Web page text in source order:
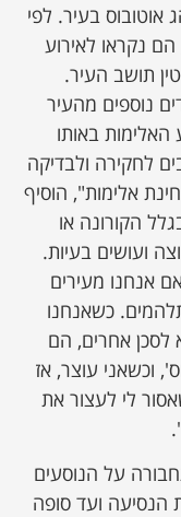
בעיר. לפי
נקראו לאירוע
תושב העיר.
נוספים מהעיר
באותו
לחקירה ולבדיקה
אלימות", הוסיף
כנראה בגלל הקורונה או
ועושים בעיות.
אנחנו מעירים
כשאנחנו
לסכן אחרים, הם
וכשאני עוצר, אז
לי לעצור את
על הנוסעים
הנסיעה ועד סופה